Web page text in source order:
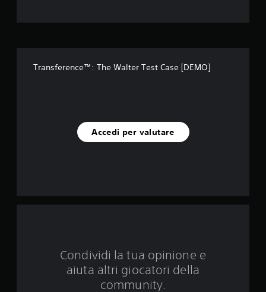
l
e
u
Transference™: The Walter Test Case [DEMO]
Accedi per valutare
Condividi la tua opinione e
aiuta altri giocatori della
community.